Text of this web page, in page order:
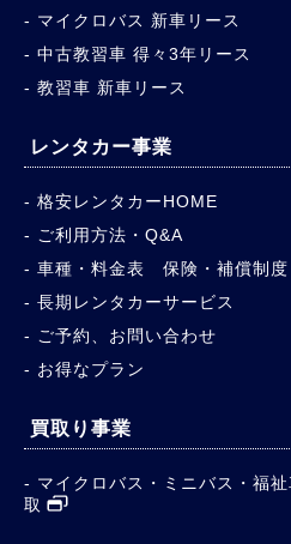
マイクロバス 新車リース
中古教習車 得々3年リース
教習車 新車リース
レンタカー事業
格安レンタカーHOME
ご利用方法・Q&A
車種・料金表 保険・補償制度
長期レンタカーサービス
ご予約、お問い合わせ
お得なプラン
買取り事業
マイクロバス・ミニバス・福
取